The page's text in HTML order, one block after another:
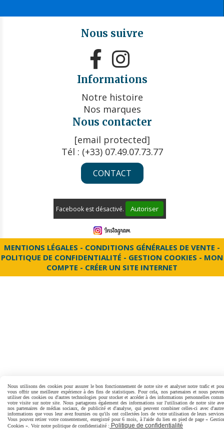
Nous suivre
 
Informations
Notre histoire
Nos marques
Nous contacter
[email protected]
Tél : (+33) 07.49.07.73.77
CONTACT
Facebook est désactivé. Autoriser
MENTIONS LÉGALES
CONDITIONS GÉNÉRALES DE VENTE
POLITIQUE DE CONFIDENTIALITÉ
GESTION COOKIES
MON
COMPTE
CRÉER UN SITE INTERNET
Nous utilisons des cookies pour assurer le bon fonctionnement de notre site et analyser notre trafic et
vous offrir une meilleure expérience à des fins de statistiques. Pour cela, nos partenaires et nous
utiliser des cookies ou d'autres technologies pour stocker et accéder à des informations personnelles
votre visite sur notre site. Nous partageons également des informations sur l'utilisation de notre site
nos partenaires de médias sociaux, de publicité et d'analyse, qui peuvent combiner celles-ci avec
informations que vous leur avez fournies ou qu'ils ont collectées lors de votre utilisation de leurs
Vous pouvez retirer votre consentement, enregistré pour 6 mois, à l'aide du lien en pied de page «
Cookies ». Voir notre politique de confidentialité : Politique de confidentialité